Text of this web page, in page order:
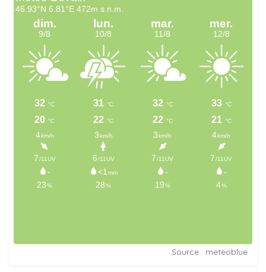
Source : meteoblue